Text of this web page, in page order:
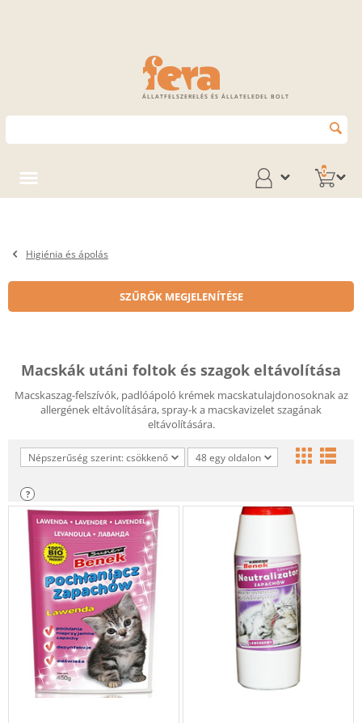
ÁLLATFELSZERELÉS ÉS ÁLLATELEDEL BOLT
0
Higiénia és ápolás
SZŰRŐK MEGJELENÍTÉSE
Macskák utáni foltok és szagok eltávolítása
Macskaszag-felszívók, padlóápoló krémek macskatulajdonosoknak az
allergének eltávolítására, spray-k a macskavizelet szagának
eltávolítására.
Népszerűség szerint: csökkenő 48 egy oldalon
?